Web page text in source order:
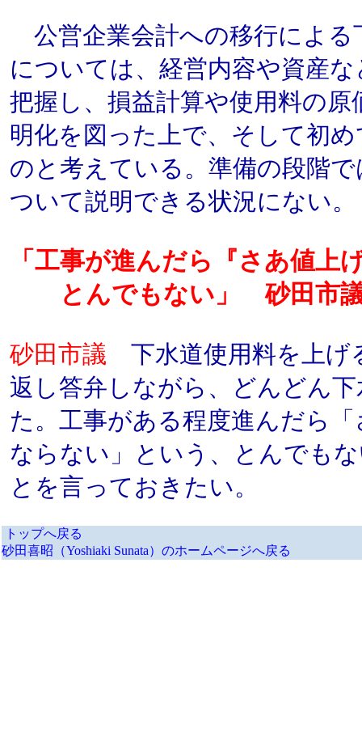
公営企業会計への移行による
については、経営内容や資産
把握し、損益計算や使用料の
明化を図った上で、そして初
のと考えている。準備の段階
ついて説明できる状況にない。
「工事が進んだら『さあ値上
とんでもない」 砂田市
砂田市議 下水道使用料を上げ
返し答弁しながら、どんどん
た。工事がある程度進んだら
ならない」という、とんでも
とを言っておきたい。
トップへ戻る
砂田喜昭（Yoshiaki Sunata）のホームページへ戻る